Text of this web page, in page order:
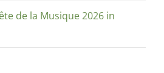
de la Musique 2026 in